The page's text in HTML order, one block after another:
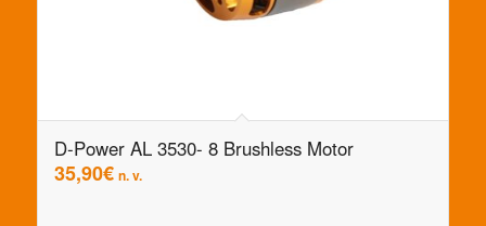
D-Power AL 3530- 8 Brushless Motor
35,90€ n. v.